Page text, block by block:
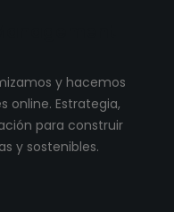
y hacemos
online. Estrategia,
para construir
y sostenibles.